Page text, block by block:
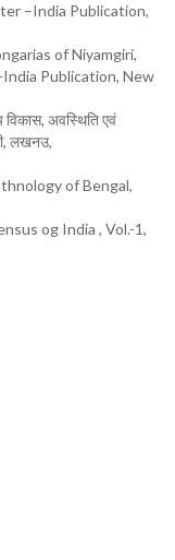
–India Publication,
of Niyamgiri,
Publication, New
अवस्थिति एवं
लखनउ,
of Bengal,
og India , Vol.-1,